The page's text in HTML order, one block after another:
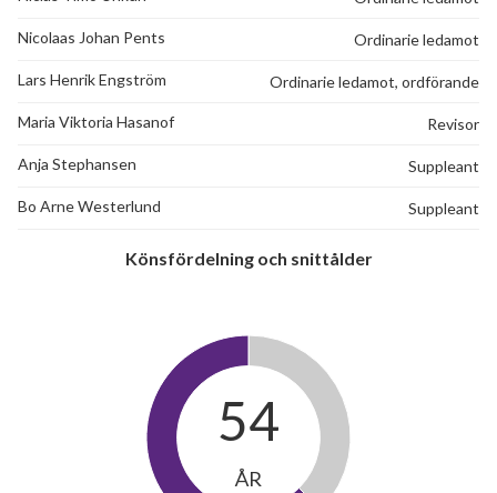
Nicolaas Johan Pents Ordinarie ledamot
Lars Henrik Engström Ordinarie ledamot, ordförande
Maria Viktoria Hasanof Revisor
Anja Stephansen Suppleant
Bo Arne Westerlund Suppleant
Könsfördelning och snittålder
54
ÅR